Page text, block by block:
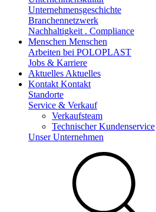
Unternehmensgeschichte
Branchennetzwerk
Nachhaltigkeit . Compliance
Menschen Menschen
Arbeiten bei POLOPLAST
Jobs & Karriere
Aktuelles Aktuelles
Kontakt Kontakt
Standorte
Service & Verkauf
Verkaufsteam
Technischer Kundenservice
Unser Unternehmen